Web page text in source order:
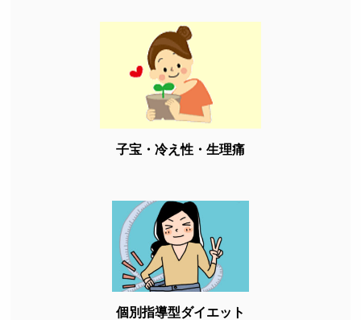
子宝・冷え性・生理痛
個別指導型ダイエット